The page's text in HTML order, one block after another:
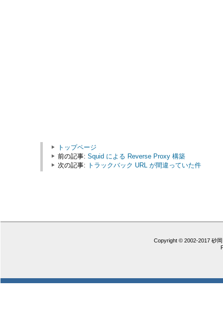
トップページ
前の記事: Squid による Reverse Proxy 構築
次の記事: トラックバック URL が間違っていた件
Copyright © 2002-2017 砂